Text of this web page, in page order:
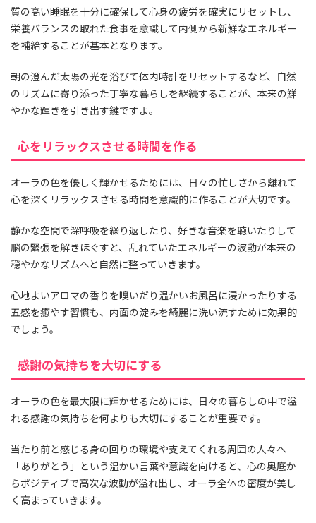
質の高い睡眠を十分に確保して心身の疲労を確実にリセットし、
栄養バランスの取れた食事を意識して内側から新鮮なエネルギー
を補給することが基本となります。
朝の澄んだ太陽の光を浴びて体内時計をリセットするなど、自然
のリズムに寄り添った丁寧な暮らしを継続することが、本来の鮮
やかな輝きを引き出す鍵ですよ。
心をリラックスさせる時間を作る
オーラの色を優しく輝かせるためには、日々の忙しさから離れて
心を深くリラックスさせる時間を意識的に作ることが大切です。
静かな空間で深呼吸を繰り返したり、好きな音楽を聴いたりして
脳の緊張を解きほぐすと、乱れていたエネルギーの波動が本来の
穏やかなリズムへと自然に整っていきます。
心地よいアロマの香りを嗅いだり温かいお風呂に浸かったりする
五感を癒やす習慣も、内面の淀みを綺麗に洗い流すために効果的
でしょう。
感謝の気持ちを大切にする
オーラの色を最大限に輝かせるためには、日々の暮らしの中で溢
れる感謝の気持ちを何よりも大切にすることが重要です。
当たり前と感じる身の回りの環境や支えてくれる周囲の人々へ
「ありがとう」という温かい言葉や意識を向けると、心の奥底か
らポジティブで高次な波動が溢れ出し、オーラ全体の密度が美し
く高まっていきます。